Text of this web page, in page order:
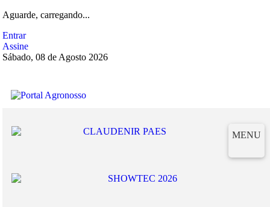
Aguarde, carregando...
Entrar
Assine
Sábado, 08 de Agosto 2026
MENU